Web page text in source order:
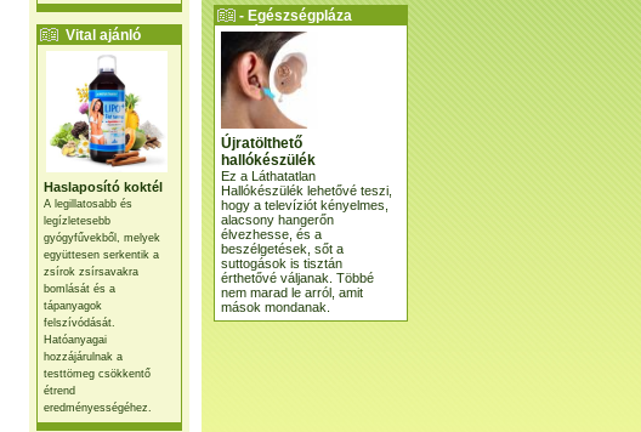
Vital ajánló
Haslaposító koktél
A legillatosabb és
legízletesebb
gyógyfűvekből, melyek
együttesen serkentik a
zsírok zsírsavakra
bomlását és a
tápanyagok
felszívódását.
Hatóanyagai
hozzájárulnak a
testtömeg csökkentő
étrend
eredményességéhez.
- Egészségpláza
ajánlatunk -
Újratölthető
hallókészülék
Ez a Láthatatlan
Hallókészülék lehetővé teszi,
hogy a televíziót kényelmes,
alacsony hangerőn
élvezhesse, és a
beszélgetések, sőt a
suttogások is tisztán
érthetővé váljanak. Többé
nem marad le arról, amit
mások mondanak.